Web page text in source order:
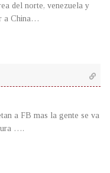
del norte, venezuela y
a China…
a FB mas la gente se va
….